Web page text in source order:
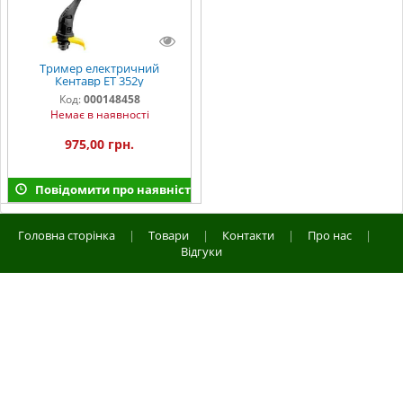
Тример електричний
Кентавр ЕТ 352y
Код: 000148458
Немає в наявності
975,00 грн.
Повідомити про наявність
Головна сторінка | Товари | Контакти | Про нас
|
Відгуки